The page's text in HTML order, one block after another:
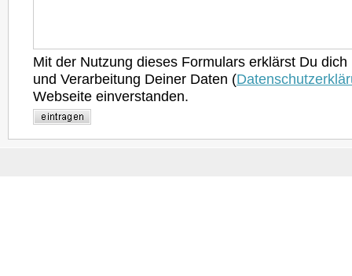
Mit der Nutzung dieses Formulars erklärst Du
und Verarbeitung Deiner Daten (
Webseite einverstanden.